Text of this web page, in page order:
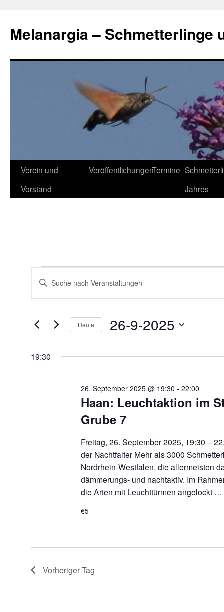
springen
Melanargia – Schmetterlinge
Verein und
Vorstand
VeröffentlichungenTermine
Jahres
Veranstaltungen
für
26.
September
Veranstaltungen
Suche
und
Ansichten,
Bitte
Schlüsselwort
Veranstaltungen
Schlüsselwort.
Heute 26-9-2025
19:30
Haan: Leuchtaktion im
Grube 7
26. September 2025 @ 19:30 -22:00
Freitag, 26. September 2025, 19:30 –
der Nachtfalter Mehr als 3000
Nordrhein-Westfalen, die allermeisten
dämmerungs- und nachtaktiv. Im
die Arten mit Leuchttürmen angelockt
€5
Vorheriger Tag